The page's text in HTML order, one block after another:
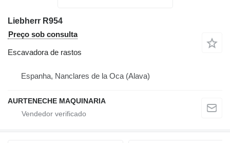
Liebherr R954
Preço sob consulta
Escavadora de rastos
Espanha, Nanclares de la Oca (Alava)
AURTENECHE MAQUINARIA